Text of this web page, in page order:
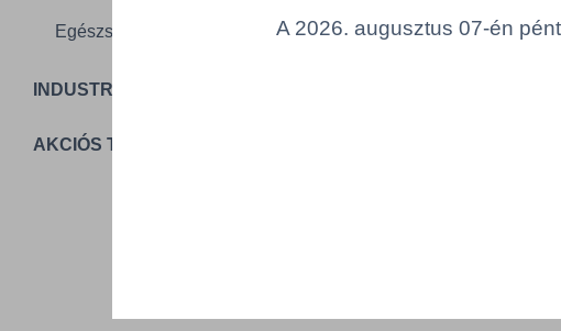
Egészségügy
INDUSTRIAL PACKAGING
AKCIÓS TERMÉKEK
A 2026. augusztus 07-én